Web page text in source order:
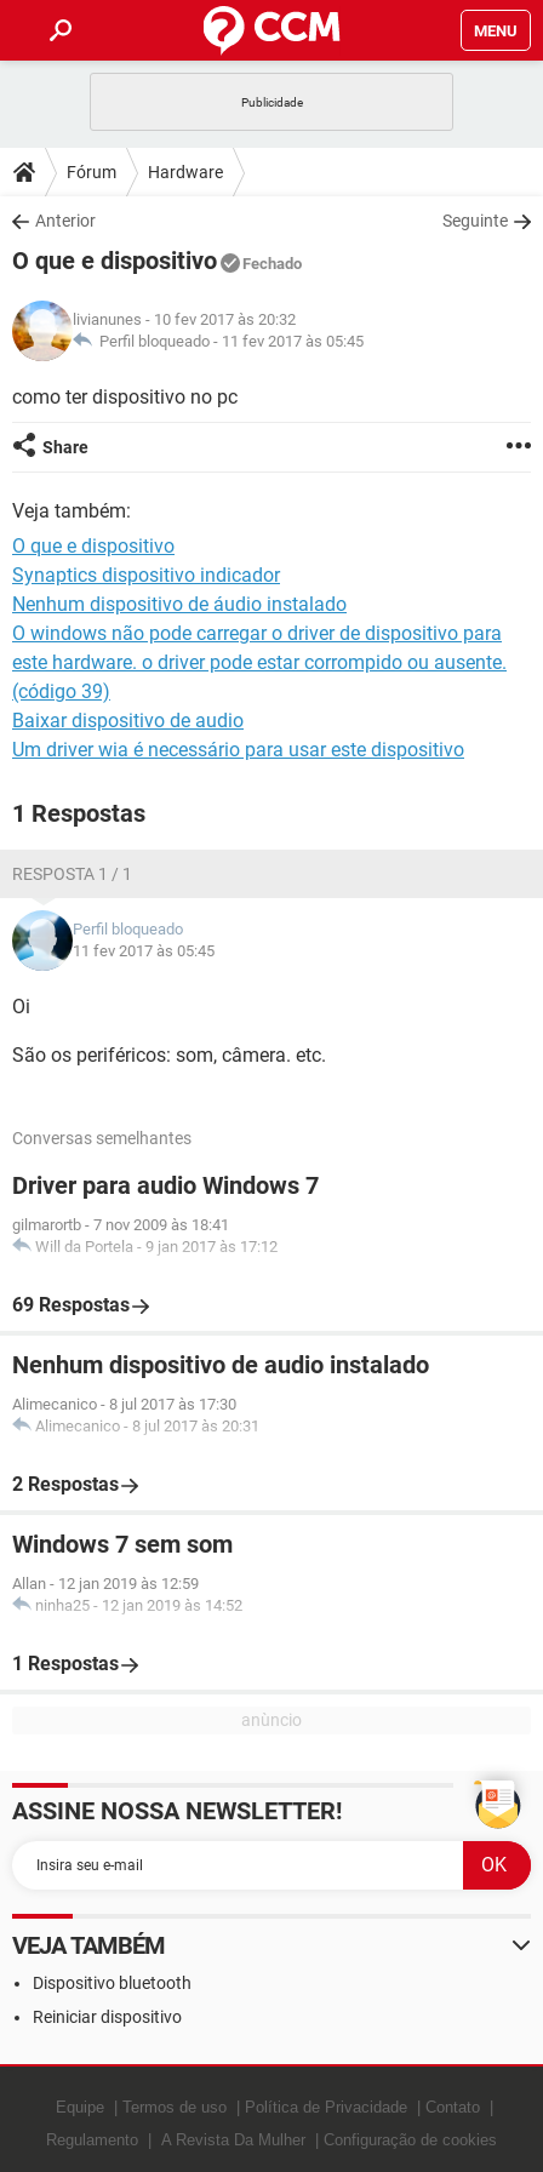
MENU
CELULAR
OUTLOOK
INSTAGRAM GMAIL
GUIA DE COMPRAS
DICAS
JOGOS
INSTAGRAM GMAIL
GUIA DE COMPRAS
DOWNLOADS
JOGOS WHATSAPP
CELULAR
OUTLOOK EXCEL
INSTAGRAM
FÓRUM
JOGOS WHATSAPP
CELULAR
OUTLOOK
INSTAGRAM
GLOSSÁRIO
INSTAGRAM
GUIA DE COMPRAS
Fórum Hardware
Anterior Seguinte
O que e dispositivo Fechado
livianunes - 10 fev 2017 às 20:32
Perfil bloqueado - 11 fev 2017 às 05:45
como ter dispositivo no pc
Share
Veja também:
O que e dispositivo
Synaptics dispositivo indicador
Nenhum dispositivo de áudio instalado
O windows não pode carregar o driver de dispositivo para
este hardware. o driver pode estar corrompido ou ausente.
(código 39)
Baixar dispositivo de audio
Um driver wia é necessário para usar este dispositivo
1 Respostas
RESPOSTA 1 / 1
Perfil bloqueado
11 fev 2017 às 05:45
Oi
São os periféricos: som, câmera. etc.
Conversas semelhantes
Driver para audio Windows 7
gilmarortb - 7 nov 2009 às 18:41
Will da Portela - 9 jan 2017 às 17:12
69 Respostas
Nenhum dispositivo de audio instalado
Alimecanico - 8 jul 2017 às 17:30
Alimecanico - 8 jul 2017 às 20:31
2 Respostas
Windows 7 sem som
Allan - 12 jan 2019 às 12:59
ninha25 - 12 jan 2019 às 14:52
1 Respostas
ASSINE NOSSA NEWSLETTER!
VEJA TAMBÉM
Dispositivo bluetooth
Reiniciar dispositivo
Equipe Termos de uso Política de Privacidade
Contato
Regulamento
A Revista Da Mulher Configuração de cookies